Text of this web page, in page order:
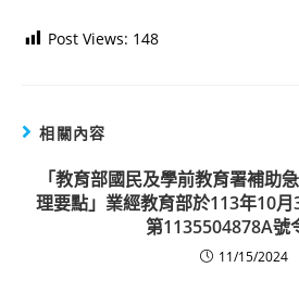
Post Views: 148
相關內容
「教育部國民及學前教育署補助
理要點」業經教育部於113年10
第1135504878A號
11/15/2024